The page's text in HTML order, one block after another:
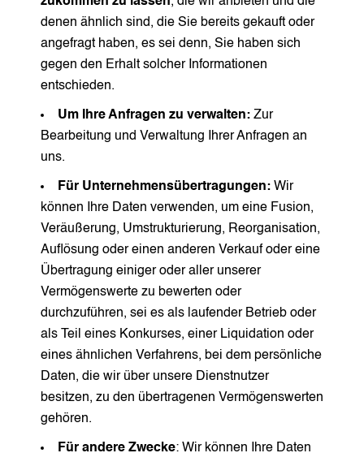
denen ähnlich sind, die Sie bereits gekauft oder
angefragt haben, es sei denn, Sie haben sich
gegen den Erhalt solcher Informationen
entschieden.
Um Ihre Anfragen zu verwalten: Zur
Bearbeitung und Verwaltung Ihrer Anfragen an
uns.
Für Unternehmensübertragungen: Wir
können Ihre Daten verwenden, um eine Fusion,
Veräußerung, Umstrukturierung, Reorganisation,
Auflösung oder einen anderen Verkauf oder eine
Übertragung einiger oder aller unserer
Vermögenswerte zu bewerten oder
durchzuführen, sei es als laufender Betrieb oder
als Teil eines Konkurses, einer Liquidation oder
eines ähnlichen Verfahrens, bei dem persönliche
Daten, die wir über unsere Dienstnutzer
besitzen, zu den übertragenen Vermögenswerten
gehören.
Für andere Zwecke: Wir können Ihre Daten